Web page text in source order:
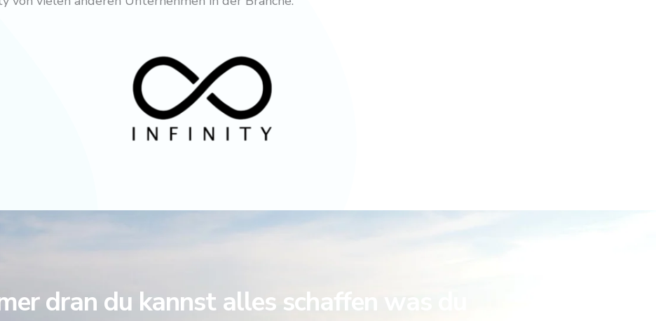
dran du kannst alles schaffen was du